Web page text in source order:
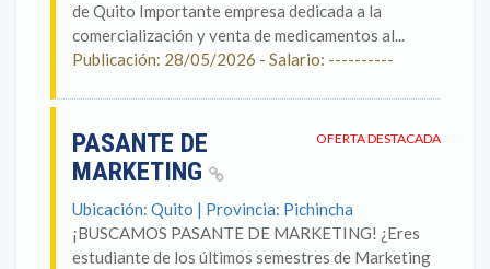
de Quito Importante empresa dedicada a la
comercialización y venta de medicamentos al...
Publicación: 28/05/2026 - Salario: ----------
OFERTA DESTACADA
PASANTE DE
MARKETING
Ubicación: Quito | Provincia: Pichincha
¡BUSCAMOS PASANTE DE MARKETING! ¿Eres
estudiante de los últimos semestres de Marketing